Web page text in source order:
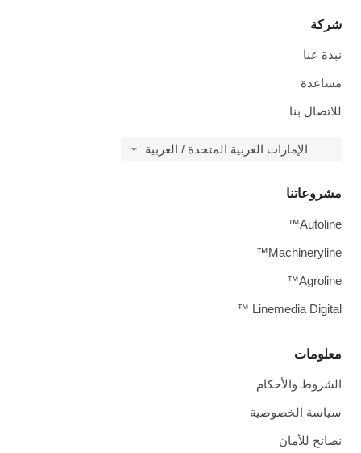
شركة
نبذة عنا
مساعدة
للاتصال بنا
الإمارات العربية المتحدة / العربية
معلومات
الشروط والأحكام
سياسة الخصوصية
نصائح للأمان
مشروعاتنا
Autoline™
Machineryline™
Agroline™
Linemedia Digital ™